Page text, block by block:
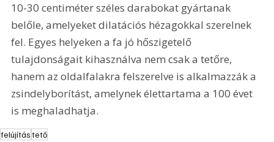
10-30 centiméter széles darabokat gyártanak
belőle, amelyeket dilatációs hézagokkal szerelnek
fel. Egyes helyeken a fa jó hőszigetelő
tulajdonságait kihasználva nem csak a tetőre,
hanem az oldalfalakra felszerelve is alkalmazzák a
zsindelyborítást, amelynek élettartama a 100 évet
is meghaladhatja.
felújítástető